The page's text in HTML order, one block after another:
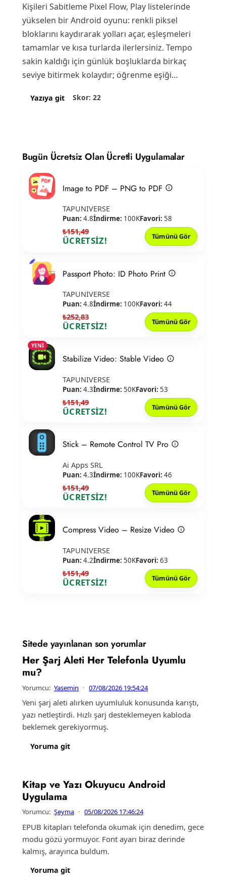
Kişileri Sabitleme Pixel Flow, Play listelerinde
yükselen bir Android oyunu: renkli piksel
bloklarını kaydırarak yolları açar, eşleşmeleri
tamamlar ve kısa turlarda ilerlersiniz. Tempo
sakin kaldığı için günlük boşluklarda birkaç
seviye bitirmek kolaydır; öğrenme eşiği…
Yazıya git Skor: 22
Bugün Ücretsiz Olan Ücretli Uygulamalar
Image to PDF – PNG to PDF
TAPUNIVERSE
Puan: 4.8İndirme: 100KFavori: 58
₺151,49
ÜCRETSİZ! Tümünü Gör
Passport Photo: ID Photo Print
TAPUNIVERSE
Puan: 4.8İndirme: 100KFavori: 44
₺252,83
ÜCRETSİZ! Tümünü Gör
YENİ
Stabilize Video: Stable Video
TAPUNIVERSE
Puan: 4.3İndirme: 50KFavori: 53
₺151,49
ÜCRETSİZ! Tümünü Gör
Stick – Remote Control TV Pro
Ai Apps SRL
Puan: 4.3İndirme: 100KFavori: 46
₺151,49
ÜCRETSİZ! Tümünü Gör
Compress Video – Resize Video
TAPUNIVERSE
Puan: 4.2İndirme: 50KFavori: 63
₺151,49
ÜCRETSİZ! Tümünü Gör
Sitede yayınlanan son yorumlar
Her Şarj Aleti Her Telefonla Uyumlu
mu?
Yorumcu: Yasemin · 07/08/2026 19:54:24
Yeni şarj aleti alırken uyumluluk konusunda karıştı,
yazı netleştirdi. Hızlı şarj desteklemeyen kabloda
beklemek gerekiyormuş.
Yoruma git
Kitap ve Yazı Okuyucu Android
Uygulama
Yorumcu: Şeyma · 05/08/2026 17:46:24
EPUB kitapları telefonda okumak için denedim, gece
modu gözü yormuyor. Font ayarı biraz derinde
kalmış, arayınca buldum.
Yoruma git